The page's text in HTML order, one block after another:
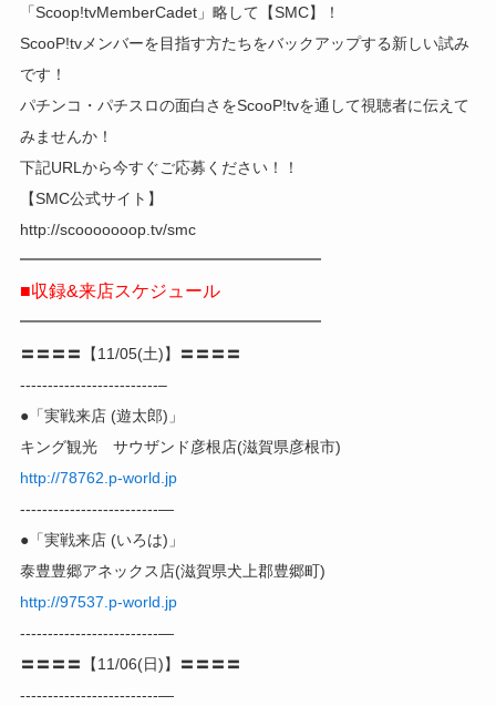
「Scoop!tvMemberCadet」略して【SMC】！
ScooP!tvメンバーを目指す方たちをバックアップする新しい試み
です！
パチンコ・パチスロの面白さをScooP!tvを通して視聴者に伝えて
みませんか！
下記URLから今すぐご応募ください！！
【SMC公式サイト】
http://scooooooop.tv/smc
━━━━━━━━━━━━━━━━━
■収録&来店スケジュール
━━━━━━━━━━━━━━━━━
〓〓〓〓【11/05(土)】〓〓〓〓
-------------------------–
●「実戦来店 (遊太郎)」
キング観光 サウザンド彦根店(滋賀県彦根市)
http://78762.p-world.jp
-------------------------—
●「実戦来店 (いろは)」
泰豊豊郷アネックス店(滋賀県犬上郡豊郷町)
http://97537.p-world.jp
-------------------------—
〓〓〓〓【11/06(日)】〓〓〓〓
-------------------------—